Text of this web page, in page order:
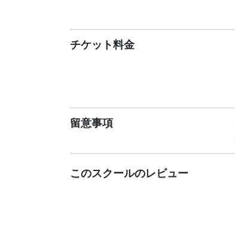
チケット料金
留意事項
このスクールのレビュー